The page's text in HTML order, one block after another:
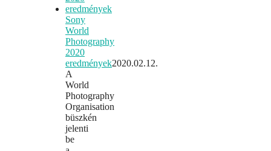
Sony
World
Photography
2020
eredmények2020.02.12.
A
World
Photography
Organisation
büszkén
jelenti
be